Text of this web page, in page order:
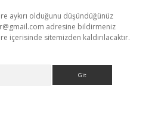
aykırı olduğunu düşündüğünüz
adresine bildirmeniz
içerisinde sitemizden kaldırılacaktır.